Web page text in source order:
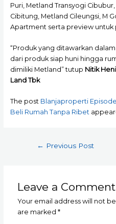
Puri, Metland Transyogi
Cibitung, Metland Cileungsi, M
Apartment serta preview untuk
“Produk yang ditawarkan
dari produk siap huni hingga
dimiliki Metland” tutup Nitik
Land Tbk
The post Blanjaproperti
Beli Rumah Tanpa Ribet
← Previous Post
Leave a Comment
Your email address will not
are marked*